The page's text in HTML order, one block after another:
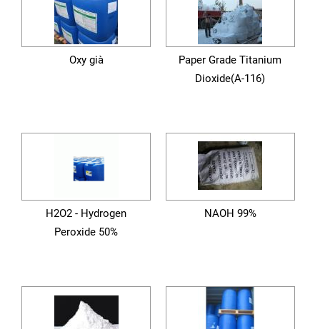
Oxy già
Paper Grade Titanium
Dioxide(A-116)
H2O2 - Hydrogen
Peroxide 50%
NAOH 99%